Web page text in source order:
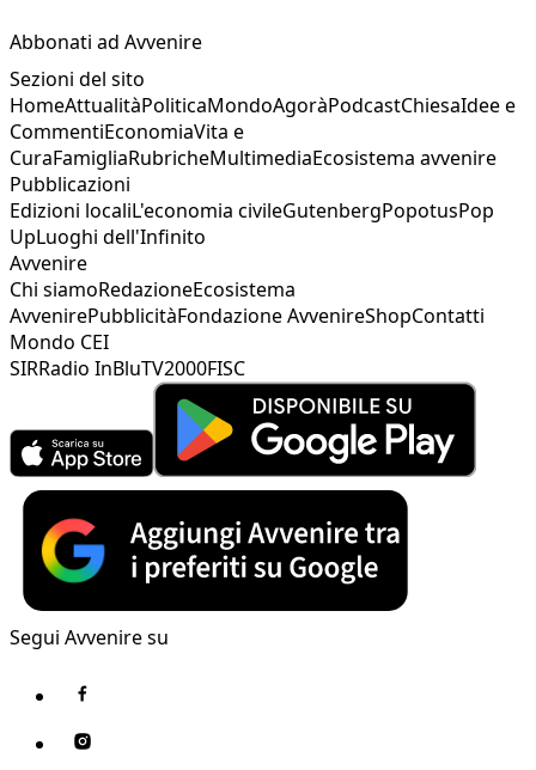
Abbonati ad Avvenire
Sezioni del sito
HomeAttualitàPoliticaMondoAgoràPodcastChiesaIdee e
CommentiEconomiaVita e
CuraFamigliaRubricheMultimediaEcosistema avvenire
Pubblicazioni
Edizioni localiL'economia civileGutenbergPopotusPop
UpLuoghi dell'Infinito
Avvenire
Chi siamoRedazioneEcosistema
AvvenirePubblicitàFondazione AvvenireShopContatti
Mondo CEI
SIRRadio InBluTV2000FISC
Segui Avvenire su